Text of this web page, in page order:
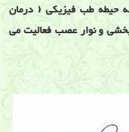
حیطه طب فیزیکی ( درمان
و نوار عصب فعالیت می